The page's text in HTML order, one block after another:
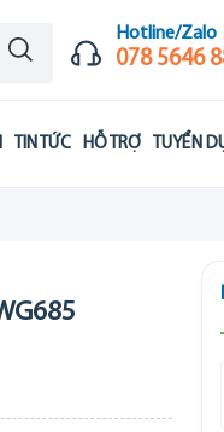
Hotline/Zalo
078 5646
TIN TỨC HỖ TRỢ TUYỂN